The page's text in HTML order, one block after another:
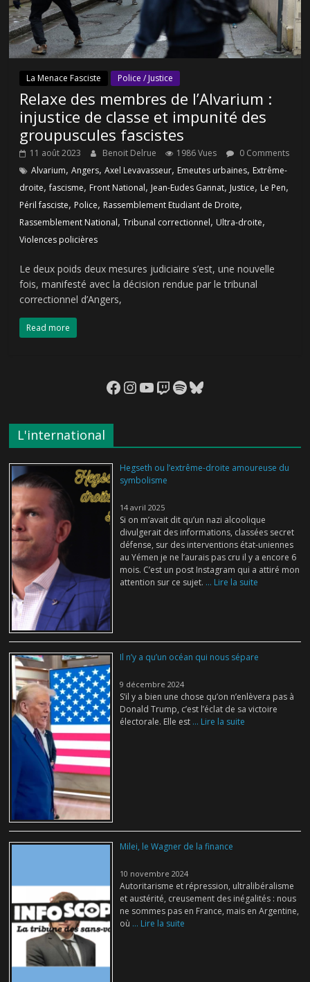
La Menace Fasciste Police / Justice
Relaxe des membres de l’Alvarium :
injustice de classe et impunité des
groupuscules fascistes
11 août 2023 Benoit Delrue 1986 Vues
0 Comments
Alvarium,Angers,Axel Levavasseur, Emeutes urbaines, Extrême-
droite,fascisme, Front National, Jean-Eudes Gannat, Justice, Le Pen,
Péril fasciste, Police, Rassemblement Etudiant de Droite,
Rassemblement National,Tribunal correctionnel, Ultra-droite,
Violences policières
Le deux poids deux mesures judiciaire s’est, une nouvelle
fois, manifesté avec la décision rendue par le tribunal
correctionnel d’Angers,
Read more
Facebook
Instagram
YouTube
Twitch
Spotify
Bluesky
L'international
Hegseth ou l’extrême-droite amoureuse du
symbolisme
14 avril 2025
Si on m’avait dit qu’un nazi alcoolique
divulgerait des informations, classées secret
défense, sur des interventions état-uniennes
au Yémen je ne l’aurais pas cru il y a encore 6
mois. C’est un post Instagram qui a attiré mon
attention sur ce sujet. ... Lire la suite
Il n’y a qu’un océan qui nous sépare
9 décembre 2024
S’il y a bien une chose qu’on n’enlèvera pas à
Donald Trump, c’est l’éclat de sa victoire
électorale. Elle est ... Lire la suite
Milei, le Wagner de la finance
10 novembre 2024
Autoritarisme et répression, ultralibéralisme
et austérité, creusement des inégalités : nous
ne sommes pas en France, mais en Argentine,
où ... Lire la suite